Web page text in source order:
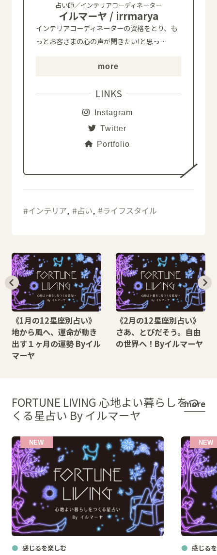
占い師／インテリアコーディネーター
イルマーヤ / irrmarya
インテリアコーディネーターの資格をとり、も
っとお客さまの心の声が聞きたい!と思っ…
more
LINKS
Instagram
Twitter
Portfolio
インテリア 占い ライフスタイル
《1月の12星座別占い》
地から風へ、運命が動き
出す１ヶ月の運勢 Byイル
マーヤ
《2月の12星座別占い》
さあ、とびだそう。自由
の世界へ！Byイルマーヤ
FORTUNE LIVING 心地よい暮らしをつ
くる星占い By イルマーヤ
感じるを楽しむ 感じる
more